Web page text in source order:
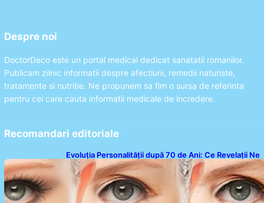
Despre noi
DoctorDeco este un portal medical dedicat sanatatii romanilor.
Publicam zilnic informatii despre afectiuni, remedii naturiste,
tratamente si nutritie. Ne propunem sa fim o sursa de referinta
pentru cei care cauta informatii medicale de incredere.
Recomandari editoriale
Evoluția Personalității după 70 de Ani: Ce Revelații Ne
Oferă Studiile Psihologice